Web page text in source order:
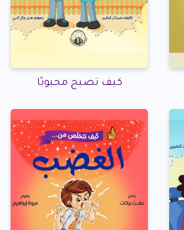
كيف تصبح محبوبًا